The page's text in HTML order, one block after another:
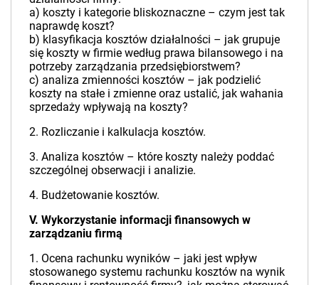
a) koszty i kategorie bliskoznaczne – czym jest tak
naprawdę koszt?
b) klasyfikacja kosztów działalności – jak grupuje
się koszty w firmie według prawa bilansowego i na
potrzeby zarządzania przedsiębiorstwem?
c) analiza zmienności kosztów – jak podzielić
koszty na stałe i zmienne oraz ustalić, jak wahania
sprzedaży wpływają na koszty?
2. Rozliczanie i kalkulacja kosztów.
3. Analiza kosztów – które koszty należy poddać
szczególnej obserwacji i analizie.
4. Budżetowanie kosztów.
V. Wykorzystanie informacji finansowych w
zarządzaniu firmą
1. Ocena rachunku wyników – jaki jest wpływ
stosowanego systemu rachunku kosztów na wynik